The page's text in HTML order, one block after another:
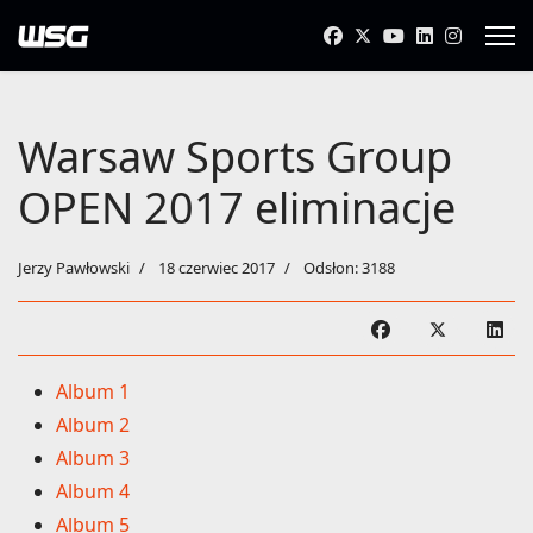
Warsaw Sports Group
OPEN 2017 eliminacje
Jerzy Pawłowski 18 czerwiec 2017 Odsłon: 3188
Album 1
Album 2
Album 3
Album 4
Album 5